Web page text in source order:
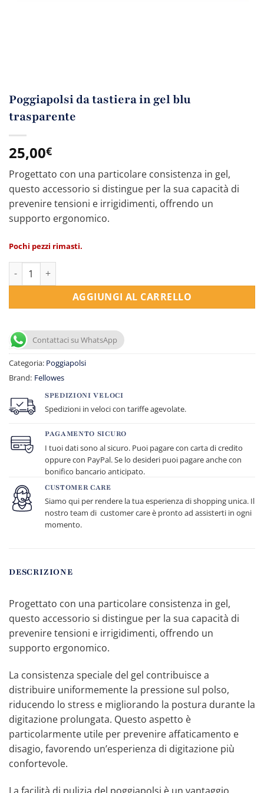
Poggiapolsi da tastiera in gel blu
trasparente
25,00€
Progettato con una particolare consistenza in gel,
questo accessorio si distingue per la sua capacità di
prevenire tensioni e irrigidimenti, offrendo un
supporto ergonomico.
Pochi pezzi rimasti.
Poggiapolsi da tastiera in gel blu trasparente quantità
AGGIUNGI AL CARRELLO
Contattaci su WhatsApp
Categoria: Poggiapolsi
Brand: Fellowes
SPEDIZIONI VELOCI
Spedizioni in veloci con tariffe agevolate.
PAGAMENTO SICURO
I tuoi dati sono al sicuro. Puoi pagare con carta di credito
oppure con PayPal. Se lo desideri puoi pagare anche con
bonifico bancario anticipato.
CUSTOMER CARE
Siamo qui per rendere la tua esperienza di shopping unica. Il
nostro team di customer care è pronto ad assisterti in ogni
momento.
DESCRIZIONE
Progettato con una particolare consistenza in gel,
questo accessorio si distingue per la sua capacità di
prevenire tensioni e irrigidimenti, offrendo un
supporto ergonomico.
La consistenza speciale del gel contribuisce a
distribuire uniformemente la pressione sul polso,
riducendo lo stress e migliorando la postura durante la
digitazione prolungata. Questo aspetto è
particolarmente utile per prevenire affaticamento e
disagio, favorendo un’esperienza di digitazione più
confortevole.